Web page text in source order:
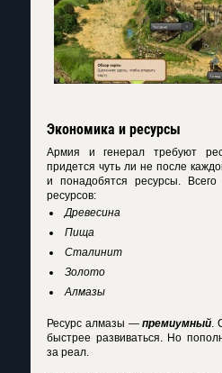
Экономика и ресурсы
Армия и генерал требуют
придется чуть ли не после
и понадобятся ресурсы.
ресурсов:
Древесина
Пища
Сталинит
Золото
Алмазы
Ресурс алмазы —премиумный
быстрее развиваться. Но
за реал.